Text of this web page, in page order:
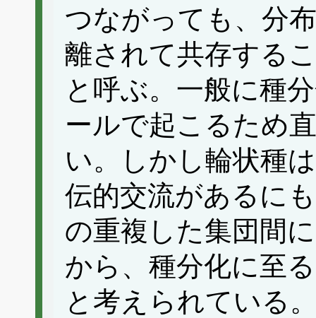
つながっても、分
離されて共存する
と呼ぶ。一般に種
ールで起こるため
い。しかし輪状種
伝的交流があるに
の重複した集団間
から、種分化に至
と考えられている